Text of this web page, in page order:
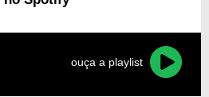
ouça a playlist